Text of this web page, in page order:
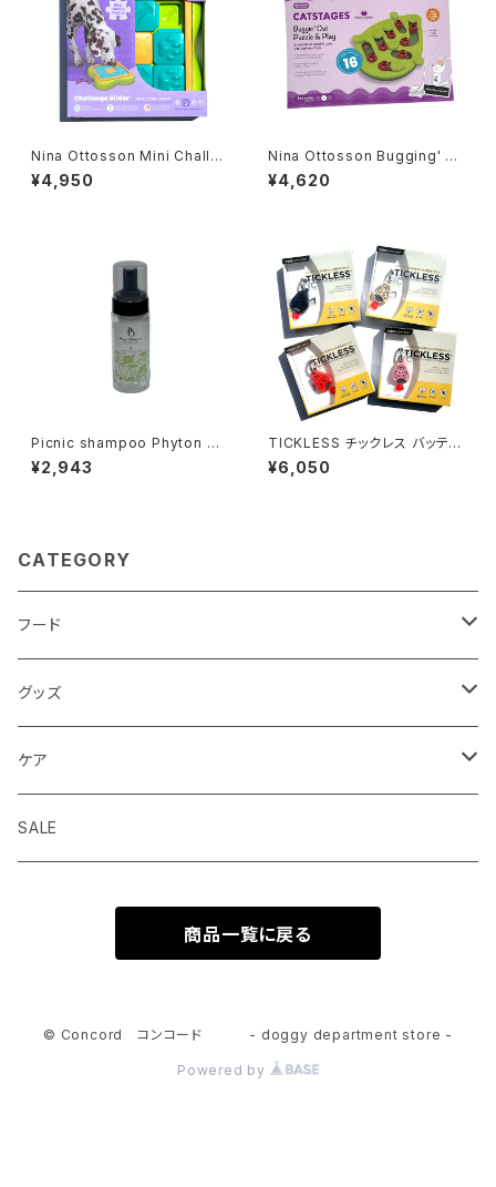
Nina Ottosson Mini Challe
nge Slider ニーナ オットソ
ミニチャレンジスライダー
¥4,950
Nina Ottosson Bugging' O
ut Puzzle&Play ニーナ オット
ソン バギング アウト パズル
¥4,620
Picnic shampoo Phyton Cl
eansing Foam フィトン クレン
ジングフォーム
¥2,943
TICKLESS チックレス バッテリ
ータイプ 電池使い切りタイプ
¥6,050
CATEGORY
フード
ドライフード
ウェットフード
トリーツ おやつ
グッズ
首輪 カラー
seven seas dog
ハーネス 胴輪
seven seas dog
トーイ おもちゃ
ウエア 服
ケア
シャンプー
SALE
商品一覧に戻る
© Concord コンコード - doggy department store -
Powered by